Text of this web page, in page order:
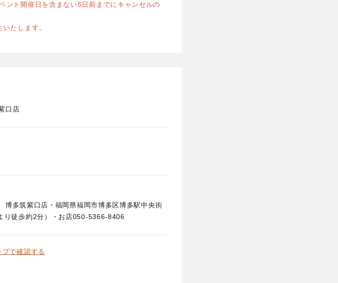
ント開催日を含まない5日前までにキャンセルの
たします。
口店
博多筑紫口店・福岡県福岡市博多区博多駅中央街
り徒歩約2分）・お店050-5366-8406
で確認する